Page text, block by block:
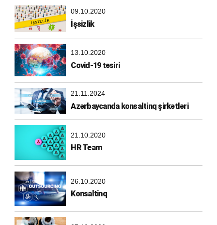
09.10.2020
İşsizlik
13.10.2020
Covid-19 təsiri
21.11.2024
Azərbaycanda konsaltinq şirkətləri
21.10.2020
HR Team
26.10.2020
Konsaltinq